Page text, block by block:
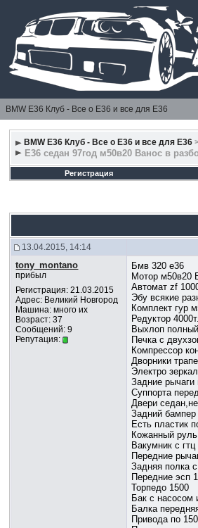
BMW E36 Клуб - Все о Е36 и все для Е36
BMW E36 Клуб - Все о Е36 и все для Е36
Е36 седан 97год м50в20 Ванос в
Регистрация
13.04.2015, 14:14
tony_montano
прибыл
Регистрация: 21.03.2015
Адрес: Великий Новгород
Машина: много их
Возраст: 37
Сообщений: 9
Репутация:
Бмв 320 е36
Мотор м50в20
Автомат zf
Эбу всякие
Комплект гур
Редуктор
Выхлоп
Печка с
Компрессор
Дворники
Электро
Задние рычаги
Суппорта
Двери
Задний бампер
Есть пластик
Кожанный
Вакумник с гтц
Передние
Задняя полка
Передние эсп
Торпедо 1500
Бак с насосом
Балка
Привода по